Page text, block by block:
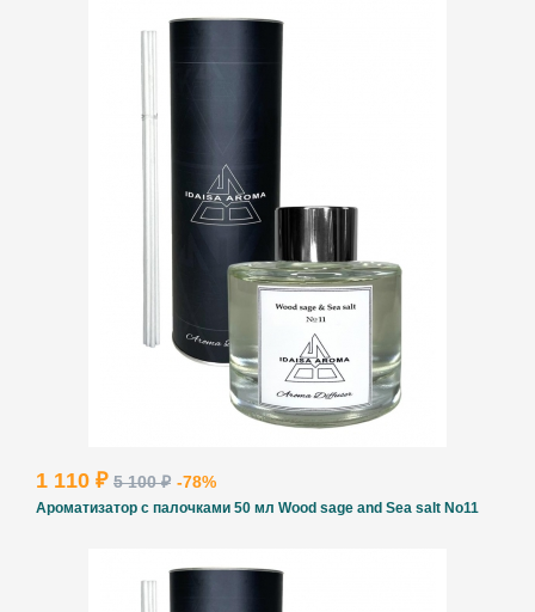
1 110 ₽ 5 100 ₽ -78%
Ароматизатор с палочками 50 мл Wood sage and Sea salt No11